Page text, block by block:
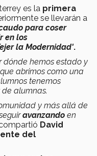
es la primera
se llevarán a
para coser
en los
la Modernidad'.
dónde hemos estado y
abrimos como una
tenemos
alumnas.
y más allá de
avanzando en
David
del